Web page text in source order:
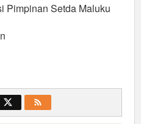
Pimpinan Setda Maluku